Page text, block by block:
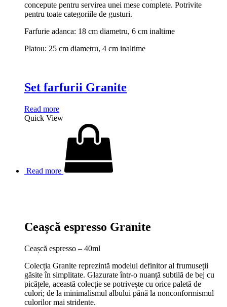
concepute pentru servirea unei mese complete. Potrivite
pentru toate categoriile de gusturi.
Farfurie adanca: 18 cm diametru, 6 cm inaltime
Platou: 25 cm diametru, 4 cm inaltime
Set farfurii Granite
Read more
Quick View
Read more
Ceașcă espresso Granite
Ceașcă espresso – 40ml
Colecția Granite reprezintă modelul definitor al frumuseții
găsite în simplitate. Glazurate într-o nuanță subtilă de bej cu
picățele, această colecție se potrivește cu orice paletă de
culori; de la minimalismul albului până la nonconformismul
culorilor mai stridente.